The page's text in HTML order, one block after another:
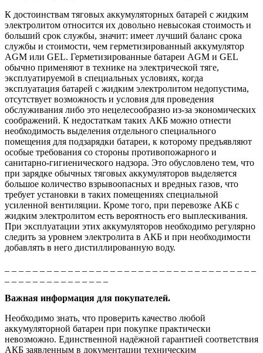
К достоинствам тяговых аккумуляторных батарей с жидким
электролитом относится их довольно невысокая стоимость и
больший срок службы, значит: имеет лучший баланс срока
службы и стоимости, чем герметизированный аккумулятор
AGM или GEL. Герметизированные батареи AGM и GEL
обычно применяют в технике на электрической тяге,
эксплуатируемой в специальных условиях, когда
эксплуатация батарей с жидким электролитом недопустима,
отсутствует возможность и условия для проведения
обслуживания либо это нецелесообразно из-за экономических
соображений. К недостаткам таких АКБ можно отнести
необходимость выделения отдельного специального
помещения для подзарядки батареи, к которому предъявляют
особые требования со стороны противопожарного и
санитарно-гигиенического надзора. Это обусловлено тем, что
при зарядке обычных тяговых аккумуляторов выделяется
большое количество взрывоопасных и вредных газов, что
требует установки в таких помещениях специальной
усиленной вентиляции. Кроме того, при перевозке АКБ с
жидким электролитом есть вероятность его выплескивания.
При эксплуатации этих аккумуляторов необходимо регулярно
следить за уровнем электролита в АКБ и при необходимости
добавлять в него дистиллированную воду.
Важная информация для покупателей.
Необходимо знать, что проверить качество любой
аккумуляторной батареи при покупке практически
невозможно. Единственной надёжной гарантией соответствия
АКБ заявленным в документации техническим